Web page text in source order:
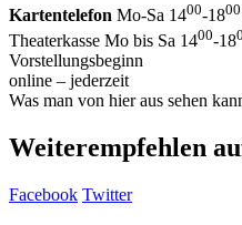
Kartentelefon Mo-Sa 1400-1800
Theaterkasse Mo bis Sa 1400-18
Vorstellungsbeginn
online – jederzeit
Was man von hier aus sehen
Weiterempfehlen
Facebook Twitter